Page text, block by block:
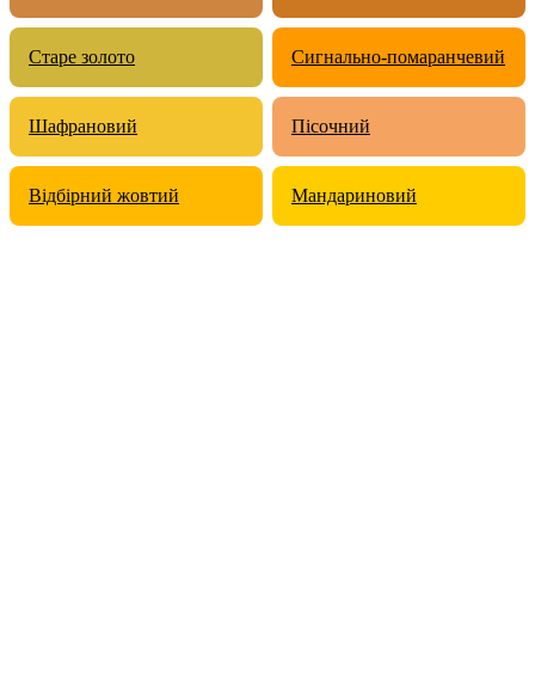
Старе золото Сигнально-помаранчевий
Шафрановий Пісочний
Відбірний жовтий Мандариновий